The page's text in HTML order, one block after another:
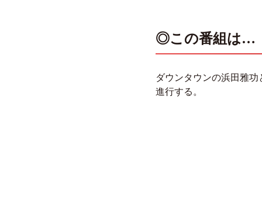
◎この番組は…
ダウンタウンの浜田雅
進行する。